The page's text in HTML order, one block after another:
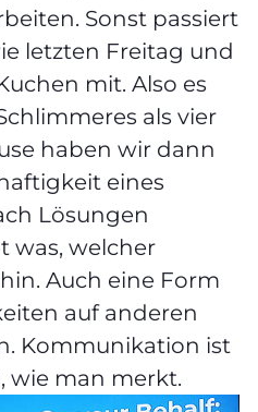
Sonst passiert
letzten Freitag und
mit. Also es
als vier
haben wir dann
eines
Lösungen
was, welcher
Auch eine Form
auf anderen
Kommunikation ist
wie man merkt.